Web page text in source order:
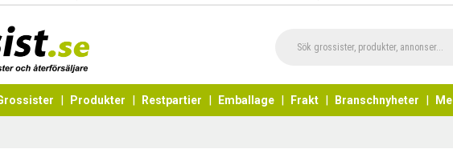
Produkter Restpartier Emballage Frakt Branschnyheter